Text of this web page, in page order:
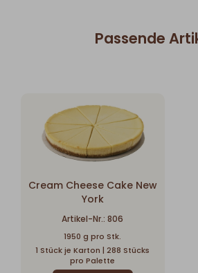
Passende
Cream Cheese Cake New
York
Artikel-Nr.: 806
1950 g pro Stk.
1 Stück je Karton | 288 Stücks
pro Palette